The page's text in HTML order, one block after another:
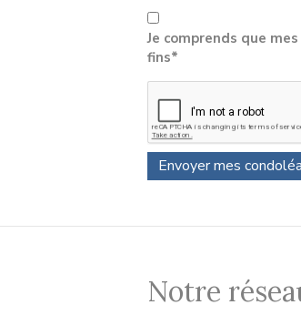
Je comprends que
fins*
Notre